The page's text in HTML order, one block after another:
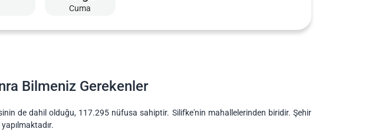
Cuma
Bilmeniz Gerekenler
de dahil olduğu, 117.295 nüfusa sahiptir. Silifke'nin mahallelerinden biridir. Şehir